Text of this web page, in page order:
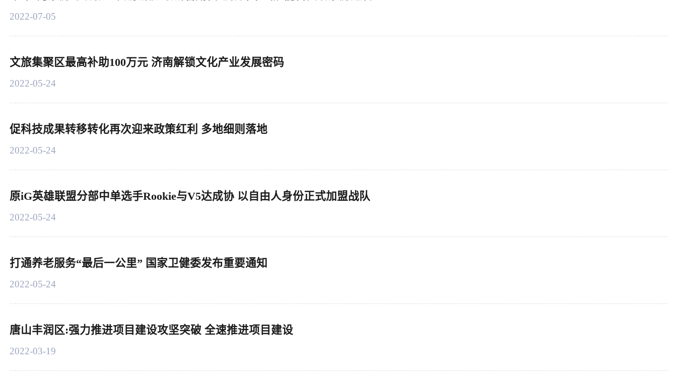
2022-07-05
文旅集聚区最高补助100万元 济南解锁文化产业发展密码
2022-05-24
促科技成果转移转化再次迎来政策红利 多地细则落地
2022-05-24
原iG英雄联盟分部中单选手Rookie与V5达成协 以自由人身份正式加盟战队
2022-05-24
打通养老服务“最后一公里” 国家卫健委发布重要通知
2022-05-24
唐山丰润区:强力推进项目建设攻坚突破 全速推进项目建设
2022-03-19